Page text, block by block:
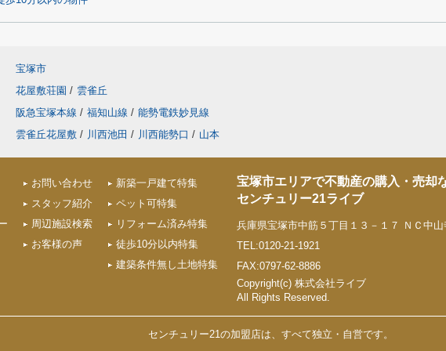
宝塚市
花屋敷荘園 / 雲雀丘
阪急宝塚本線 / 福知山線 / 能勢電鉄妙見線
雲雀丘花屋敷 / 川西池田 / 川西能勢口 / 山本
お問い合わせ
スタッフ紹介
周辺施設検索
お客様の声
新築一戸建て特集
ペット可特集
リフォーム済み特集
徒歩10分以内特集
建築条件無し土地特集
宝塚市エリアで不動産の購入・売却
センチュリー21ライブ
兵庫県宝塚市中筋５丁目１３－１７ ＮＣ中山
TEL:0120-21-1921
FAX:0797-62-8886
Copyright(c) 株式会社ライブ
All Rights Reserved.
センチュリー21の加盟店は、すべて独立・自営です。